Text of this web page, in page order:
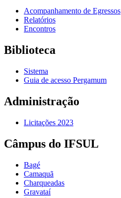
Acompanhamento de Egressos
Relatórios
Encontros
Biblioteca
Sistema
Guia de acesso Pergamum
Administração
Licitações 2023
Câmpus do IFSUL
Bagé
Camaquã
Charqueadas
Gravataí